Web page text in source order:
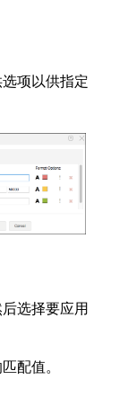
项以供指定
选择要应用
配值。